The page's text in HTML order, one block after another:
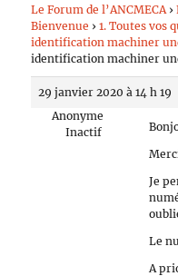
Le Forum de l’ANCMECA ›
Bienvenue › 1. Toutes vos
identification machiner
identification machiner
29 janvier 2020 à 14 h 19
Anonyme
Inactif
Je
Le
A